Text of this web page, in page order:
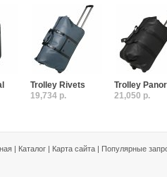
Trolley Rivets
19,734 р.
Trolley
21,050 р.
| Каталог | Карта сайта | Популярные